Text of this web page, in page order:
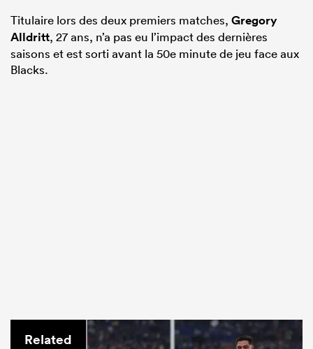
Titulaire lors des deux premiers matches, Gregory
Alldritt, 27 ans, n’a pas eu l’impact des dernières
saisons et est sorti avant la 50e minute de jeu face aux
Blacks.
Related